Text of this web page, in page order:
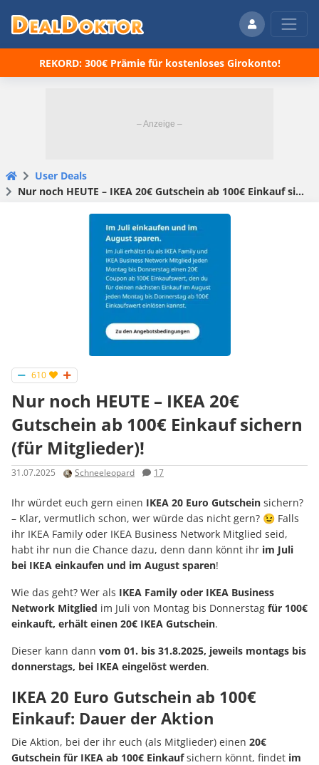
REKORD: 300€ Prämie für kostenloses Girokonto!
User Deals
Nur noch HEUTE – IKEA 20€ Gutschein ab 100€ Einkauf sichern (für Mitglieder)!
610
Nur noch HEUTE – IKEA 20€
Gutschein ab 100€ Einkauf sichern
(für Mitglieder)!
31.07.2025 Schneeleopard 17
Ihr würdet euch gern einen IKEA 20 Euro Gutschein sichern?
– Klar, vermutlich schon, wer würde das nicht gern? 😉 Falls
ihr IKEA Family oder IKEA Business Network Mitglied seid,
habt ihr nun die Chance dazu, denn dann könnt ihr im Juli
bei IKEA einkaufen und im August sparen!
Wie das geht? Wer als IKEA Family oder IKEA Business
Network Mitglied im Juli von Montag bis Donnerstag für 100€
einkauft, erhält einen 20€ IKEA Gutschein.
Dieser kann dann vom 01. bis 31.8.2025, jeweils montags bis
donnerstags, bei IKEA eingelöst werden.
IKEA 20 Euro Gutschein ab 100€
Einkauf: Dauer der Aktion
Die Aktion, bei der ihr euch (als Mitglieder) einen 20€
Gutschein für IKEA ab 100€ Einkaufsichern könnt, findet im